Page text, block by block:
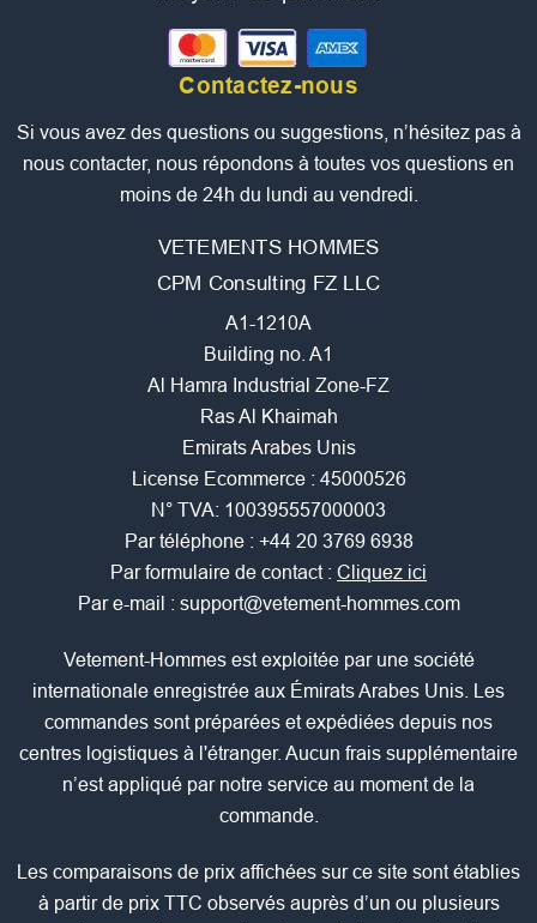
Contactez-nous
Si vous avez des questions ou suggestions, n’hésitez pas à
nous contacter, nous répondons à toutes vos questions en
moins de 24h du lundi au vendredi.
VETEMENTS HOMMES
CPM Consulting FZ LLC
A1-1210A
Building no. A1
Al Hamra Industrial Zone-FZ
Ras Al Khaimah
Emirats Arabes Unis
License Ecommerce : 45000526
N° TVA: 100395557000003
Par téléphone : +44 20 3769 6938
Par formulaire de contact : Cliquez ici
Par e-mail : support@vetement-hommes.com
Vetement-Hommes est exploitée par une société
internationale enregistrée aux Émirats Arabes Unis. Les
commandes sont préparées et expédiées depuis nos
centres logistiques à l'étranger. Aucun frais supplémentaire
n’est appliqué par notre service au moment de la
commande.
Les comparaisons de prix affichées sur ce site sont établies
à partir de prix TTC observés auprès d’un ou plusieurs